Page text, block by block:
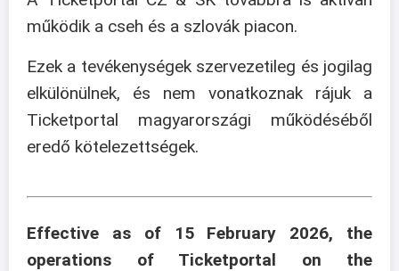
működik a cseh és a szlovák piacon.
Ezek a tevékenységek szervezetileg és jogilag
elkülönülnek, és nem vonatkoznak rájuk a
Ticketportal magyarországi működéséből
eredő kötelezettségek.
Effective as of 15 February 2026, the
operations of Ticketportal on the